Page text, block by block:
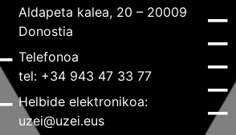
Aldapeta kalea, 20 – 20009
Donostia
Telefonoa
tel: +34 943 47 33 77
Helbide elektronikoa:
uzei@uzei.eus